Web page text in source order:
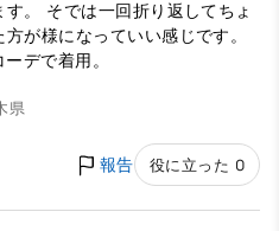
。 そでは一回折り返してちょ
が様になっていい感じです。
デで着用。
県
報告 役に立った 0